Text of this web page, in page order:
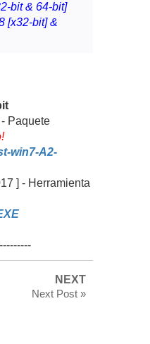
bit & 64-bit]
[x32-bit] &
Paquete
win7-A2-
] - Herramienta
NEXT
Next Post »